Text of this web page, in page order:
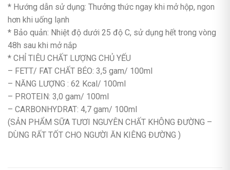
* Hướng dẫn sử dụng: Thưởng thức ngay khi mở hộp, ngon
hơn khi uống lạnh
* Bảo quản: Nhiệt độ dưới 25 độ C, sử dụng hết trong vòng
48h sau khi mở nắp
* CHỈ TIÊU CHẤT LƯỢNG CHỦ YẾU
– FETT/ FAT CHẤT BÉO: 3,5 gam/ 100ml
– NĂNG LƯỢNG : 62 Kcal/ 100ml
– PROTEIN: 3,0 gam/ 100ml
– CARBONHYDRAT: 4,7 gam/ 100ml
(SẢN PHẨM SỮA TƯƠI NGUYÊN CHẤT KHÔNG ĐƯỜNG –
DÙNG RẤT TỐT CHO NGƯỜI ĂN KIÊNG ĐƯỜNG )